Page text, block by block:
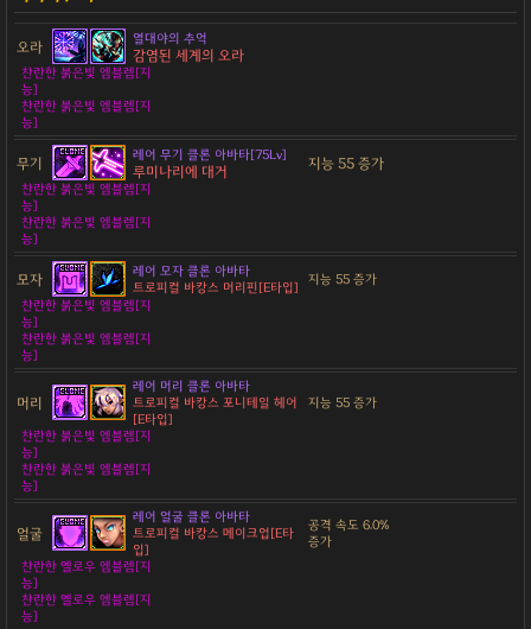
오라 열대야의 추억
감염된 세계의 오라
찬란한 붉은빛 엠블렘[지
능]
찬란한 붉은빛 엠블렘[지
능]
무기 레어 무기 클론 아바타[75Lv]
루미나리에 대거 지능 55 증가
찬란한 붉은빛 엠블렘[지
능]
찬란한 붉은빛 엠블렘[지
능]
모자
레어 모자 클론 아바타
트로피컬 바캉스 머리핀[E타입]
지능 55 증가
찬란한 붉은빛 엠블렘[지
능]
찬란한 붉은빛 엠블렘[지
능]
머리
레어 머리 클론 아바타
트로피컬 바캉스 포니테일 헤어
[E타입]
지능 55 증가
찬란한 붉은빛 엠블렘[지
능]
찬란한 붉은빛 엠블렘[지
능]
얼굴
레어 얼굴 클론 아바타
트로피컬 바캉스 메이크업[E타
입]
공격 속도 6.0%
증가
찬란한 옐로우 엠블렘[지
능]
찬란한 옐로우 엠블렘[지
능]